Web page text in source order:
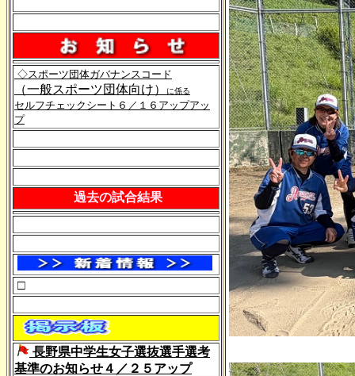
◇スポーツ団体ガバナンスコード
（一般スポーツ団体向け） に係る
セルフチェックシート６／１６アップアッ
プ
過去の試合結果
□
長野県中学生女子選抜選手選考
基準のお知らせ４／２５アップ